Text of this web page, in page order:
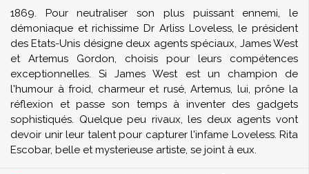
1869. Pour neutraliser son plus puissant ennemi, le
démoniaque et richissime Dr Arliss Loveless, le président
des Etats-Unis désigne deux agents spéciaux, James West
et Artemus Gordon, choisis pour leurs compétences
exceptionnelles. Si James West est un champion de
l'humour à froid, charmeur et rusé, Artemus, lui, prône la
réflexion et passe son temps à inventer des gadgets
sophistiqués. Quelque peu rivaux, les deux agents vont
devoir unir leur talent pour capturer l'infame Loveless. Rita
Escobar, belle et mysterieuse artiste, se joint à eux.